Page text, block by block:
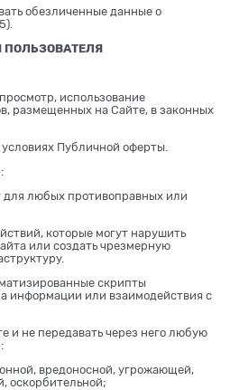
обезличенные данные о
ПОЛЬЗОВАТЕЛЯ
использование
размещенных на Сайте, в законных
Публичной оферты.
для любых противоправных или
которые могут нарушить
или создать чрезмерную
скрипты
информации или взаимодействия с
и не передавать через него любую
вредоносной, угрожающей,
оскорбительной;